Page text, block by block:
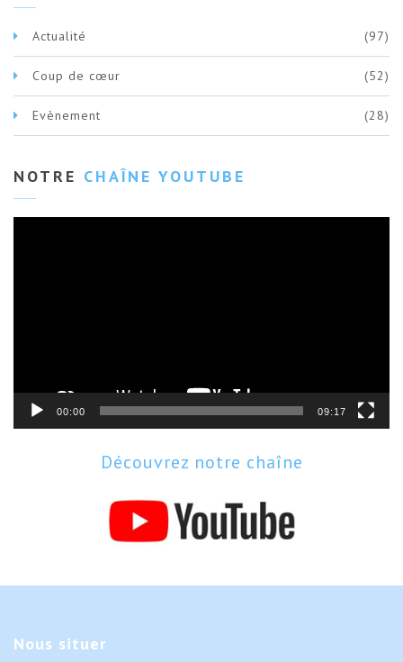
Actualité (97)
Coup de cœur (52)
Evènement (28)
NOTRE CHAÎNE YOUTUBE
00:00 09:17
Découvrez notre chaîne
Nous situer